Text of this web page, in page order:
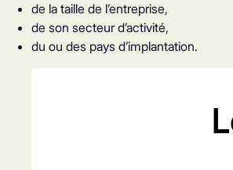
de la taille de l’entreprise,
de son secteur d’activité,
du ou des pays d’implantation.